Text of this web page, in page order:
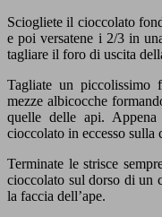
Sciogliete il cioccolato
e poi versatene i 2/3 in
tagliare il foro di uscita
Tagliate un piccolissimo
mezze albicocche
quelle delle api. Appena
cioccolato in eccesso sulla
Terminate le strisce
cioccolato sul dorso di un
la faccia dell’ape.